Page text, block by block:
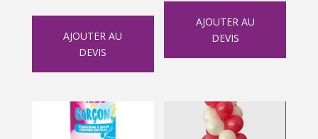
AJOUTER AU
DEVIS
AJOUTER AU
DEVIS